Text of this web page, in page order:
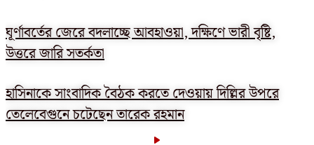
ঘূর্ণাবর্তের জেরে বদলাচ্ছে আবহাওয়া, দক্ষিণে ভারী বৃষ্টি,
উত্তরে জারি সতর্কতা
হাসিনাকে সাংবাদিক বৈঠক করতে দেওয়ায় দিল্লির উপরে
তেলেবেগুনে চটেছেন তারেক রহমান